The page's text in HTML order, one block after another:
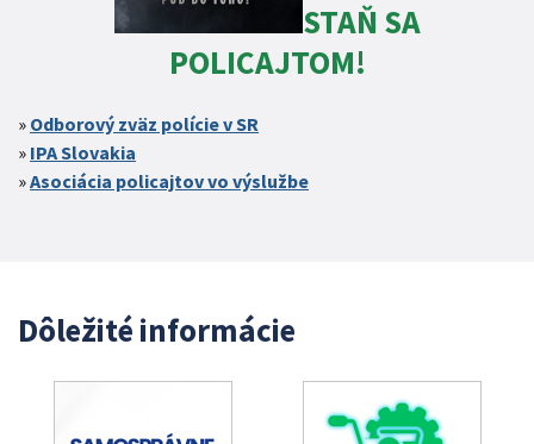
STAŇ SA
POLICAJTOM!
Odborový zväz polície v SR
IPA Slovakia
Asociácia policajtov vo výslužbe
Dôležité informácie